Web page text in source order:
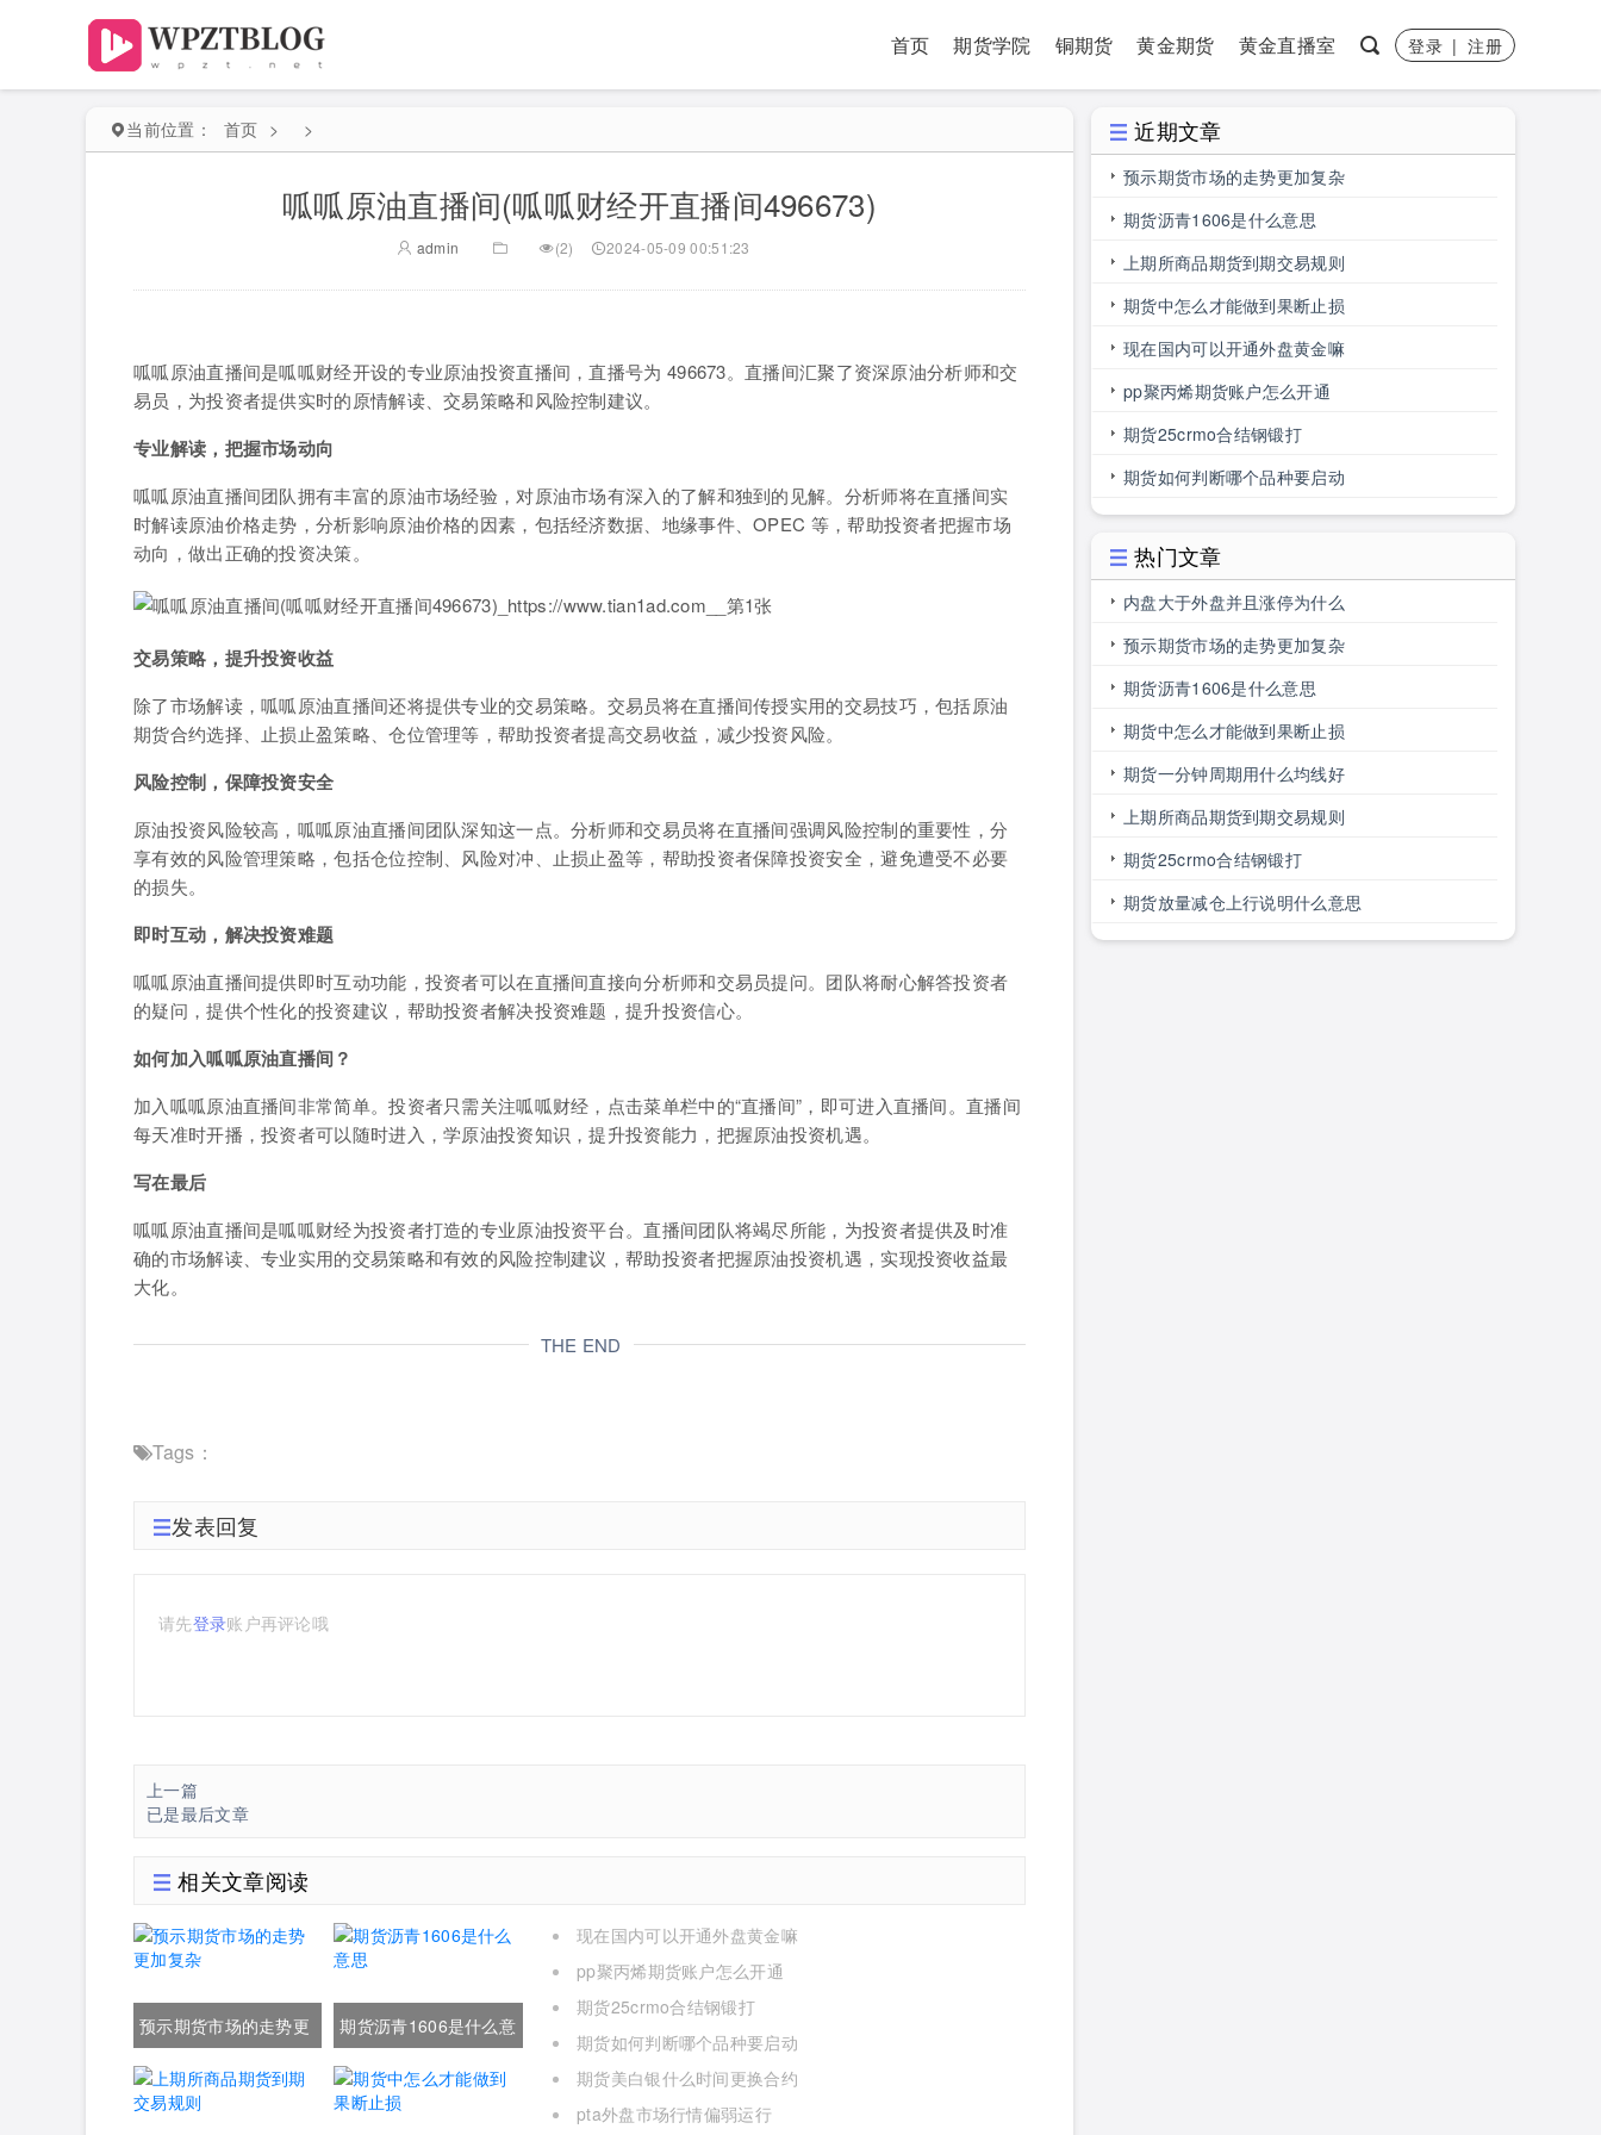
首页 期货学院 铜期货 黄金期货 黄金直播室 登录|注册
当前位置： 首页 > >
呱呱原油直播间(呱呱财经开直播间496673)
admin (2) 2024-05-09 00:51:23
呱呱原油直播间是呱呱财经开设的专业原油投资直播间，直播号为 496673。直播间汇聚了资深原油分析师和交
易员，为投资者提供实时的原情解读、交易策略和风险控制建议。
专业解读，把握市场动向
呱呱原油直播间团队拥有丰富的原油市场经验，对原油市场有深入的了解和独到的见解。分析师将在直播间实
时解读原油价格走势，分析影响原油价格的因素，包括经济数据、地缘事件、OPEC 等，帮助投资者把握市场
动向，做出正确的投资决策。
交易策略，提升投资收益
除了市场解读，呱呱原油直播间还将提供专业的交易策略。交易员将在直播间传授实用的交易技巧，包括原油
期货合约选择、止损止盈策略、仓位管理等，帮助投资者提高交易收益，减少投资风险。
风险控制，保障投资安全
原油投资风险较高，呱呱原油直播间团队深知这一点。分析师和交易员将在直播间强调风险控制的重要性，分
享有效的风险管理策略，包括仓位控制、风险对冲、止损止盈等，帮助投资者保障投资安全，避免遭受不必要
的损失。
即时互动，解决投资难题
呱呱原油直播间提供即时互动功能，投资者可以在直播间直接向分析师和交易员提问。团队将耐心解答投资者
的疑问，提供个性化的投资建议，帮助投资者解决投资难题，提升投资信心。
如何加入呱呱原油直播间？
加入呱呱原油直播间非常简单。投资者只需关注呱呱财经，点击菜单栏中的“直播间”，即可进入直播间。直播间
每天准时开播，投资者可以随时进入，学原油投资知识，提升投资能力，把握原油投资机遇。
写在最后
呱呱原油直播间是呱呱财经为投资者打造的专业原油投资平台。直播间团队将竭尽所能，为投资者提供及时准
确的市场解读、专业实用的交易策略和有效的风险控制建议，帮助投资者把握原油投资机遇，实现投资收益最
大化。
THE END
Tags：
发表回复
请先登录账户再评论哦
上一篇
已是最后文章
相关文章阅读
预示期货市场的走势更
加复杂
期货沥青1606是什么意
思
现在国内可以开通外盘黄金嘛
pp聚丙烯期货账户怎么开通
期货25crmo合结钢锻打
期货如何判断哪个品种要启动
期货美白银什么时间更换合约
pta外盘市场行情偏弱运行
近期文章
预示期货市场的走势更加复杂
期货沥青1606是什么意思
上期所商品期货到期交易规则
期货中怎么才能做到果断止损
现在国内可以开通外盘黄金嘛
pp聚丙烯期货账户怎么开通
期货25crmo合结钢锻打
期货如何判断哪个品种要启动
热门文章
内盘大于外盘并且涨停为什么
预示期货市场的走势更加复杂
期货沥青1606是什么意思
期货中怎么才能做到果断止损
期货一分钟周期用什么均线好
上期所商品期货到期交易规则
期货25crmo合结钢锻打
期货放量减仓上行说明什么意思